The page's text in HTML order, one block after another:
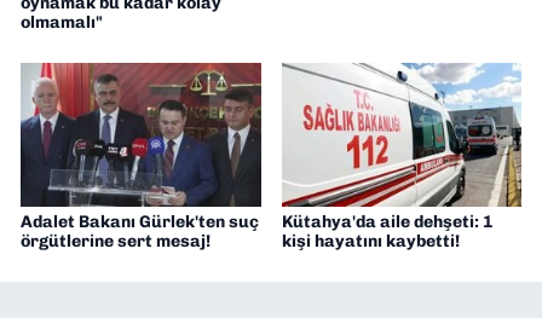
olmamalı"
Adalet Bakanı Gürlek'ten suç
örgütlerine sert mesaj!
Kütahya'da aile dehşeti: 1
kişi hayatını kaybetti!